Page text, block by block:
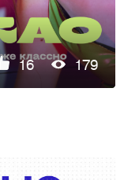
16 179